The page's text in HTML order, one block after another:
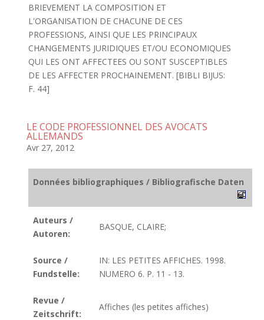
BRIEVEMENT LA COMPOSITION ET
L'ORGANISATION DE CHACUNE DE CES
PROFESSIONS, AINSI QUE LES PRINCIPAUX
CHANGEMENTS JURIDIQUES ET/OU ECONOMIQUES
QUI LES ONT AFFECTEES OU SONT SUSCEPTIBLES
DE LES AFFECTER PROCHAINEMENT. [BIBLI BIJUS:
F. 44]
LE CODE PROFESSIONNEL DES AVOCATS
ALLEMANDS
Avr 27, 2012
Données bibliographiques / Bibliografische Daten
Auteurs /
Autoren:
BASQUE, CLAIRE;
Source /
Fundstelle:
IN: LES PETITES AFFICHES. 1998.
NUMERO 6. P. 11 - 13.
Revue /
Zeitschrift:
Affiches (les petites affiches)